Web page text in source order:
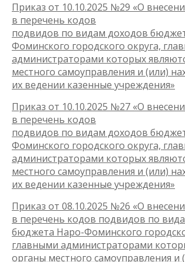
Приказ от 10.10.2025 №29 «О
в перечень кодов
подвидов по видам доходов
Фоминского городского округа,
администраторами которых
местного самоуправления и (или)
их ведении казенные учреждения»
Приказ от 10.10.2025 №27 «О
в перечень кодов
подвидов по видам доходов
Фоминского городского округа,
администраторами которых
местного самоуправления и (или)
их ведении казенные учреждения»
Приказ от 08.10.2025 №26 «О
в перечень кодов подвидов по
бюджета Наро-Фоминского
главными администраторами
органы местного самоуправления и